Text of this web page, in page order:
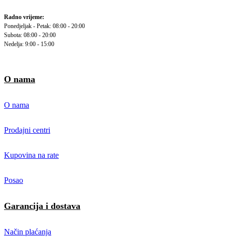
Radno vrijeme:
Ponedjeljak - Petak: 08:00 - 20:00
Subota: 08:00 - 20:00
Nedelja: 9:00 - 15:00
O nama
O nama
Prodajni centri
Kupovina na rate
Posao
Garancija i dostava
Način plaćanja